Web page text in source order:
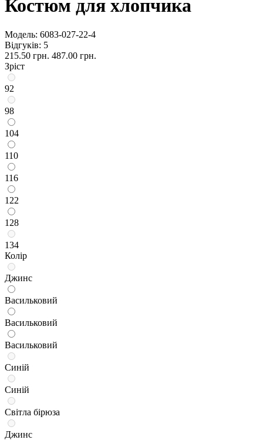
Костюм для хлопчика
Модель: 6083-027-22-4
Відгуків: 5
215.50 грн. 487.00 грн.
Зріст
92
98
104
110
116
122
128
134
Колір
Джинс
Васильковий
Васильковий
Васильковий
Синій
Синій
Світла бірюза
Джинс